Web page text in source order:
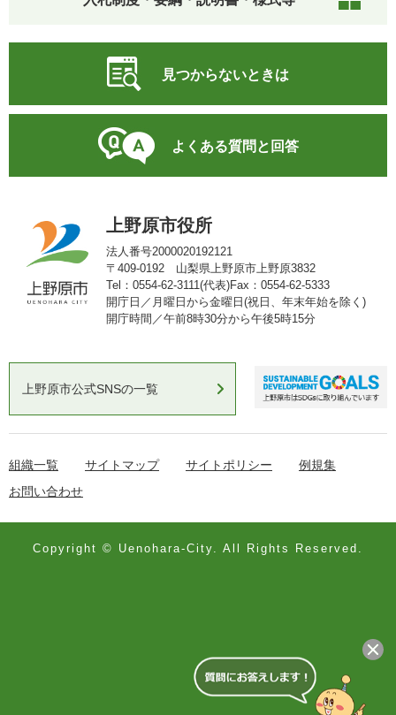
見つからないときは
よくある質問と回答
上野原市役所
法人番号2000020192121
〒409-0192 山梨県上野原市上野原3832
Tel：0554-62-3111(代表)Fax：0554-62-5333
開庁日／月曜日から金曜日(祝日、年末年始を除く)
開庁時間／午前8時30分から午後5時15分
上野原市公式SNSの一覧
組織一覧 サイトマップ サイトポリシー
例規集
お問い合わせ
Copyright © Uenohara-City. All Rights Reserved.